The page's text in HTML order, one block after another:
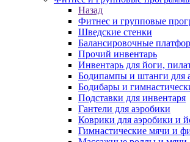
Назад
Фитнес и групповые
Шведские стенки
Балансировочные
Прочий инвентарь
Инвентарь для йоги,
Бодипампы и штанги для
Бодибары и
Подставки для инвентаря
Гантели для аэробики
Коврики для аэробики и
Гимнастические мячи и